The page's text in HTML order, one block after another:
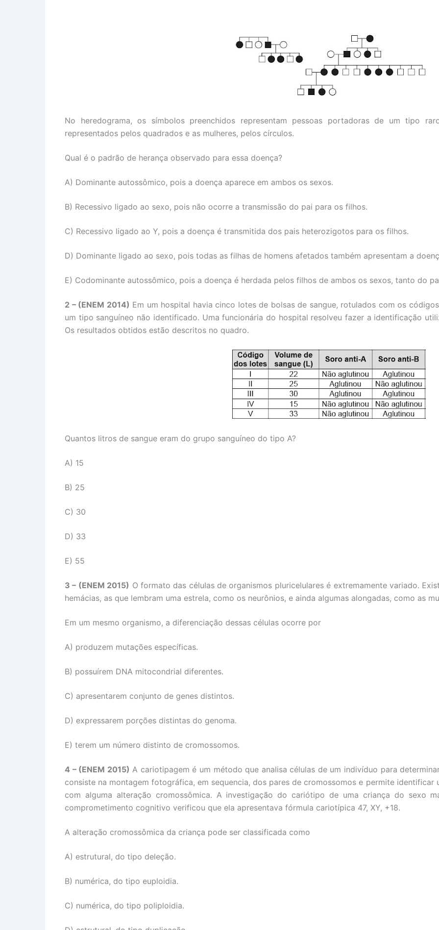
No heredograma, os símbolos preenchidos representam pessoas portadoras de um tipo
representados pelos quadrados e as mulheres, pelos círculos.
Qual é o padrão de herança observado para essa doença?
A) Dominante autossômico, pois a doença aparece em ambos os sexos.
B) Recessivo ligado ao sexo, pois não ocorre a transmissão do pai para os filhos.
C) Recessivo ligado ao Y, pois a doença é transmitida dos pais heterozigotos para os filhos.
D) Dominante ligado ao sexo, pois todas as filhas de homens afetados também apresentam a
E) Codominante autossômico, pois a doença é herdada pelos filhos de ambos os sexos, tanto do
2 – (ENEM 2014) Em um hospital havia cinco lotes de bolsas de sangue, rotulados com os
um tipo sanguíneo não identificado. Uma funcionária do hospital resolveu fazer a identificação
Os resultados obtidos estão descritos no quadro.
Quantos litros de sangue eram do grupo sanguíneo do tipo A?
A) 15
B) 25
C) 30
D) 33
E) 55
3 – (ENEM 2015) O formato das células de organismos pluricelulares é extremamente variado.
hemácias, as que lembram uma estrela, como os neurônios, e ainda algumas alongadas, como as
Em um mesmo organismo, a diferenciação dessas células ocorre por
A) produzem mutações específicas.
B) possuírem DNA mitocondrial diferentes.
C) apresentarem conjunto de genes distintos.
D) expressarem porções distintas do genoma.
E) terem um número distinto de cromossomos.
4 – (ENEM 2015) A cariotipagem é um método que analisa células de um indivíduo para
consiste na montagem fotográfica, em sequencia, dos pares de cromossomos e permite identificar
com alguma alteração cromossômica. A investigação do cariótipo de uma criança do sexo
comprometimento cognitivo verificou que ela apresentava fórmula cariotípica 47, XY, +18.
A alteração cromossômica da criança pode ser classificada como
A) estrutural, do tipo deleção.
B) numérica, do tipo euploidia.
C) numérica, do tipo poliploidia.